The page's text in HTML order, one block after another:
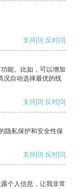
支持[0] 反对[0]
能。比如，可以增加
况自动选择最优的线
支持[0] 反对[0]
隐私保护和安全性保
支持[0] 反对[0]
个人信息，让我非常